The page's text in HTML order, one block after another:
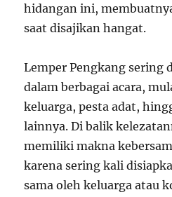
hidangan ini,
saat disajikan hangat.
Lemper Pengkang sering
dalam berbagai acara,
keluarga, pesta adat,
lainnya. Di balik
memiliki makna
karena sering kali
sama oleh keluarga atau